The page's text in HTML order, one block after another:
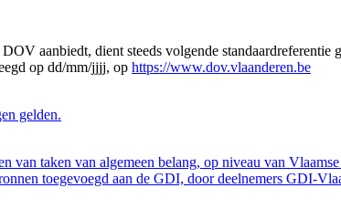
aanbiedt, dient steeds volgende
op dd/mm/jjjj, op https://www.dov.vlaanderen.be
gelden.
van taken van algemeen belang, op niveau van
toegevoegd aan de GDI, door deelnemers GDI-